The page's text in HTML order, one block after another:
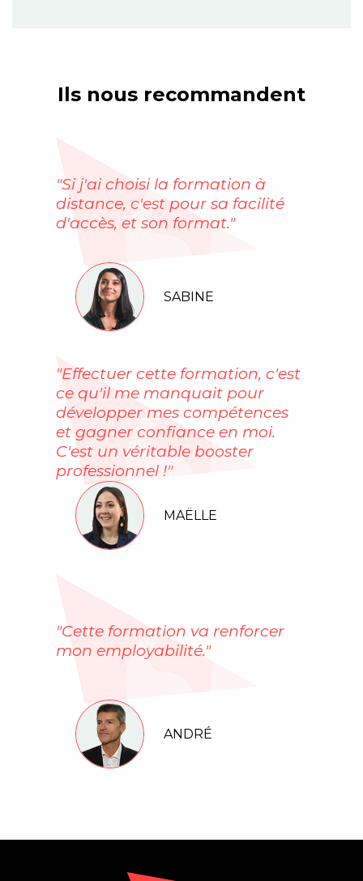
Ils nous recommandent
"Si j'ai choisi la formation à
distance, c'est pour sa facilité
d'accès, et son format."
SABINE
"Effectuer cette formation, c'est
ce qu'il me manquait pour
développer mes compétences
et gagner confiance en moi.
C'est un véritable booster
professionnel !"
MAËLLE
"Cette formation va renforcer
mon employabilité."
ANDRÉ